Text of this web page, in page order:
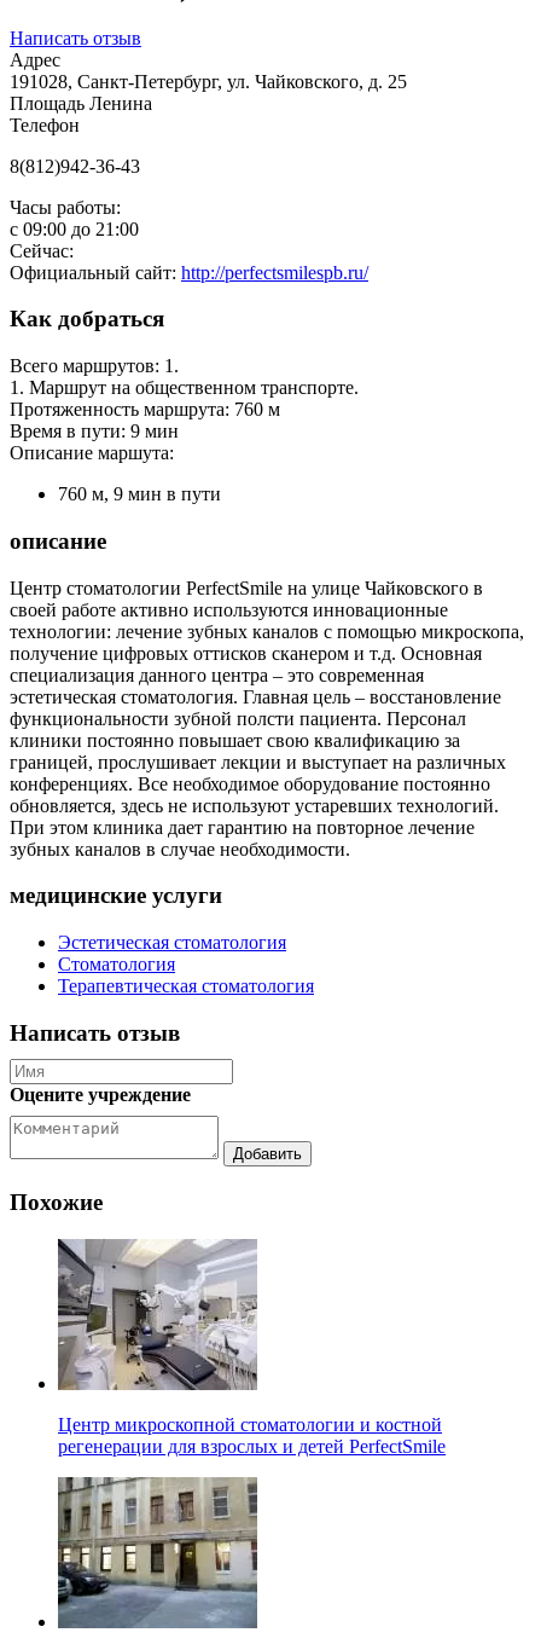
Написать отзыв
Адрес
191028, Санкт-Петербург, ул. Чайковского, д. 25
Площадь Ленина
Телефон
8(812)942-36-43
Часы работы:
с 09:00 до 21:00
Сейчас:
Официальный сайт: http://perfectsmilespb.ru/
Как добраться
Всего маршрутов: 1.
1. Маршрут на общественном транспорте.
Протяженность маршрута: 760 м
Время в пути: 9 мин
Описание маршута:
760 м, 9 мин в пути
описание
Центр стоматологии PerfectSmile на улице Чайковского в
своей работе активно используются инновационные
технологии: лечение зубных каналов с помощью микроскопа,
получение цифровых оттисков сканером и т.д. Основная
специализация данного центра – это современная
эстетическая стоматология. Главная цель – восстановление
функциональности зубной полсти пациента. Персонал
клиники постоянно повышает свою квалификацию за
границей, прослушивает лекции и выступает на различных
конференциях. Все необходимое оборудование постоянно
обновляется, здесь не используют устаревших технологий.
При этом клиника дает гарантию на повторное лечение
зубных каналов в случае необходимости.
медицинские услуги
Эстетическая стоматология
Стоматология
Терапевтическая стоматология
Написать отзыв
Оцените учреждение
Похожие
Центр микроскопной стоматологии и костной
регенерации для взрослых и детей PerfectSmile